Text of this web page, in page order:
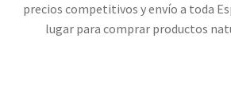
precios competitivos y envío a toda
lugar para comprar productos